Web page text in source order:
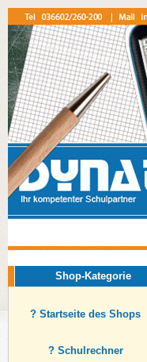
Shop-Kategorie
? Startseite des Shops
? Schulrechner